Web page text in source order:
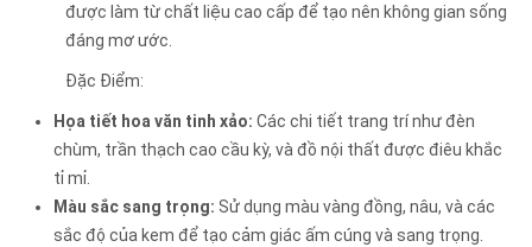
được làm từ chất liệu cao cấp để tạo nên không gian sống
đáng mơ ước.
Đặc Điểm:
Họa tiết hoa văn tinh xảo: Các chi tiết trang trí như đèn
chùm, trần thạch cao cầu kỳ, và đồ nội thất được điêu khắc
tỉ mỉ.
Màu sắc sang trọng: Sử dụng màu vàng đồng, nâu, và các
sắc độ của kem để tạo cảm giác ấm cúng và sang trọng.